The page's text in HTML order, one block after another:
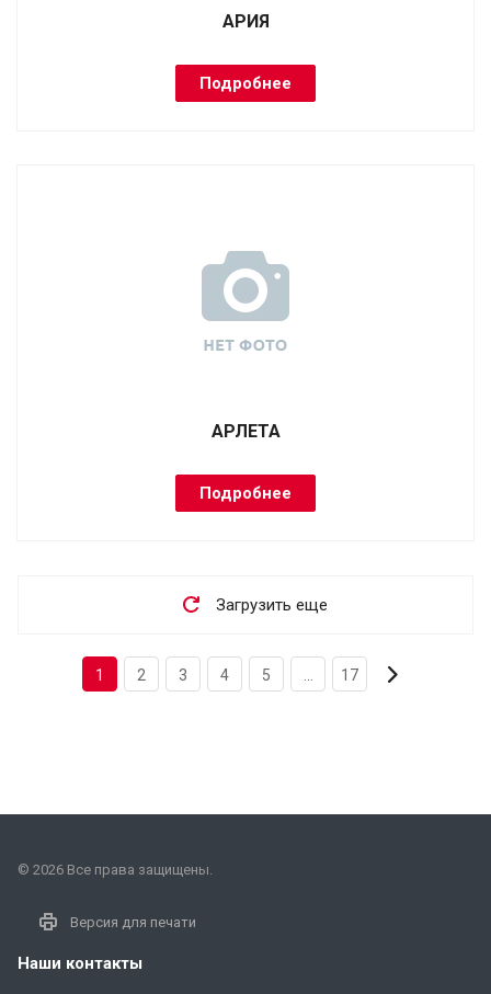
АРИЯ
Подробнее
АРЛЕТА
Подробнее
Загрузить еще
1 2 3 4 5 17
© 2026 Все права защищены.
Версия для печати
Наши контакты